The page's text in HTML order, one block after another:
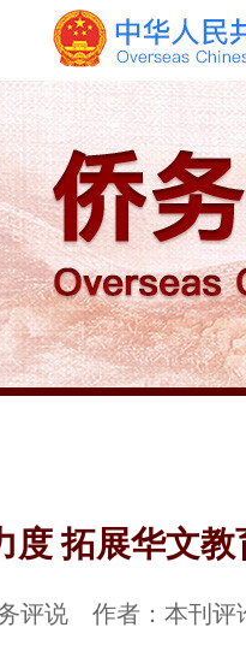
度 拓展华文教
评说 作者：本刊评